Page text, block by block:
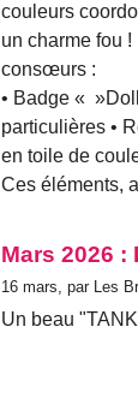
couleurs
un charme fou
consœurs :
• Badge «
particulières •
en toile de
Ces éléments,
Mars 2026 :
16 mars, par Les
Un beau